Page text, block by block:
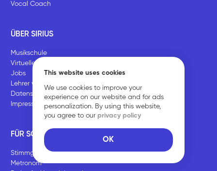
This website uses cookies
We use cookies to improve your
experience on our website and for ads
personalization. By using this website,
you agree to our privacy policy
OK
Vocal Coach
ÜBER SIRIUS
Musikschule
Virtueller Musikraum
Jobs
Lehrer werden
Datenschutz
Impressum
FÜR SCHÜLER
Stimmgerät
Metronom